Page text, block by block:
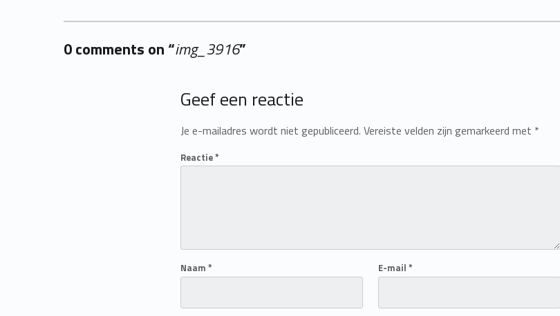
0 comments on “img_3916”
Add yours →
Geef een reactie
Je e-mailadres wordt niet gepubliceerd. Vereiste velden zijn gemarkeerd met *
Reactie*
Naam* E-mail*